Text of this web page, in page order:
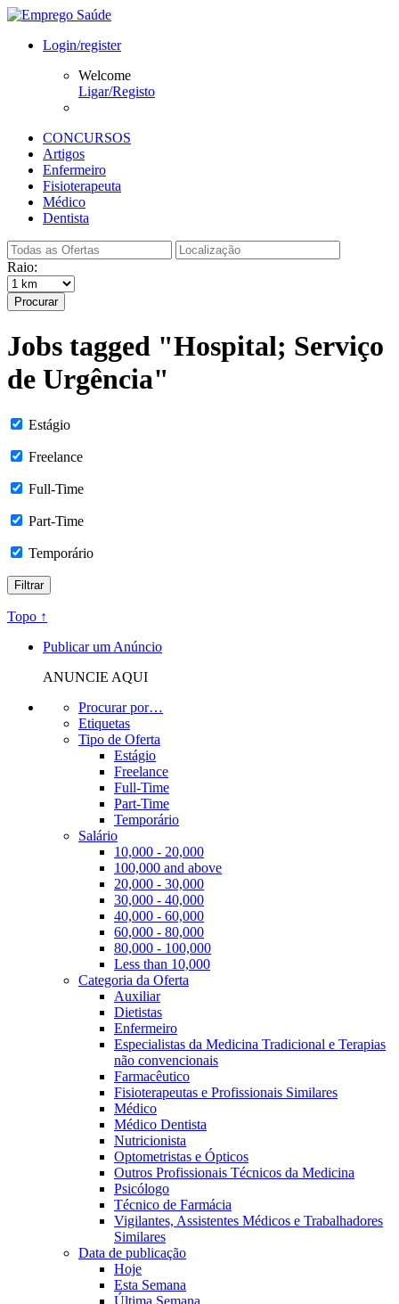
Login/register
Welcome
Ligar/Registo
CONCURSOS
Artigos
Enfermeiro
Fisioterapeuta
Médico
Dentista
Raio:
Procurar
Jobs tagged "Hospital; Serviço
de Urgência"
Estágio
Freelance
Full-Time
Part-Time
Temporário
Topo ↑
Publicar um Anúncio
ANUNCIE AQUI
Procurar por…
Etiquetas
Tipo de Oferta
Estágio
Freelance
Full-Time
Part-Time
Temporário
Salário
10,000 - 20,000
100,000 and above
20,000 - 30,000
30,000 - 40,000
40,000 - 60,000
60,000 - 80,000
80,000 - 100,000
Less than 10,000
Categoria da Oferta
Auxiliar
Dietistas
Enfermeiro
Especialistas da Medicina Tradicional e Terapias
não convencionais
Farmacêutico
Fisioterapeutas e Profissionais Similares
Médico
Médico Dentista
Nutricionista
Optometristas e Ópticos
Outros Profissionais Técnicos da Medicina
Psicólogo
Técnico de Farmácia
Vigilantes, Assistentes Médicos e Trabalhadores
Similares
Data de publicação
Hoje
Esta Semana
Última Semana